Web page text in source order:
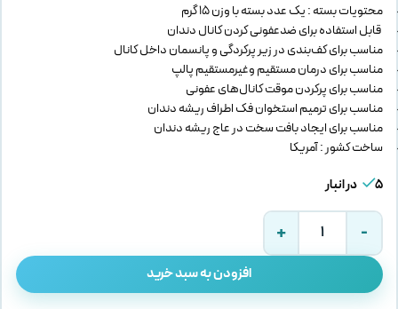
محتویات بسته : یک عدد بسته با وزن 15 گرم
قابل استفاده برای ضدعفونی کردن کانال دندان
مناسب برای کف‌بندی در زیر پرکردگی و پانسمان داخل کانال
مناسب برای درمان مستقیم وغیرمستقیم پالپ
مناسب برای پرکردن موقت کانال‌های عفونی
مناسب برای ترمیم استخوان فک اطراف ریشه دندان
مناسب برای ایجاد بافت سخت در عاج ریشه دندان
ساخت کشور : آمریکا
5 در انبار
افزودن به سبد خرید